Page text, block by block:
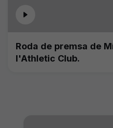
Roda de premsa de
l'Athletic Club.